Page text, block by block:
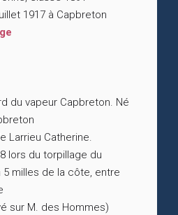
1917 à Capbreton
du vapeur Capbreton. Né
Larrieu Catherine.
lors du torpillage du
milles de la côte, entre
sur M. des Hommes)